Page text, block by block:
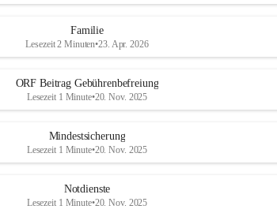
Familie
Lesezeit 2 Minuten•23. Apr. 2026
ORF Beitrag Gebührenbefreiung
Lesezeit 1 Minute•20. Nov. 2025
Mindestsicherung
Lesezeit 1 Minute•20. Nov. 2025
Notdienste
Lesezeit 1 Minute•20. Nov. 2025